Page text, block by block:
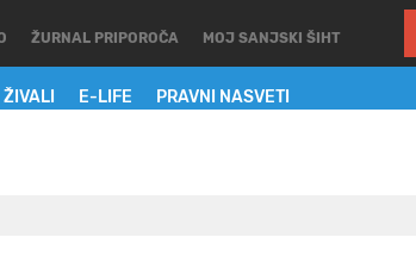
E-LIFE PRAVNI NASVETI
ŽURNAL PRIPOROČA MOJ SANJSKI ŠIHT